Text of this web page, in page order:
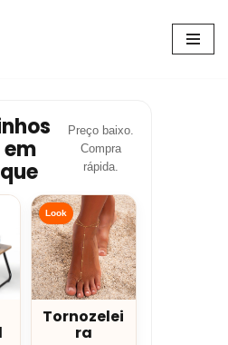
em
Preço baixo.
Compra
rápida.
Look
Tornozelei
ra